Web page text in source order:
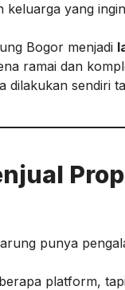
keluarga yang
Bogor menjadi
ramai dan
dilakukan sendiri
punya
platform,